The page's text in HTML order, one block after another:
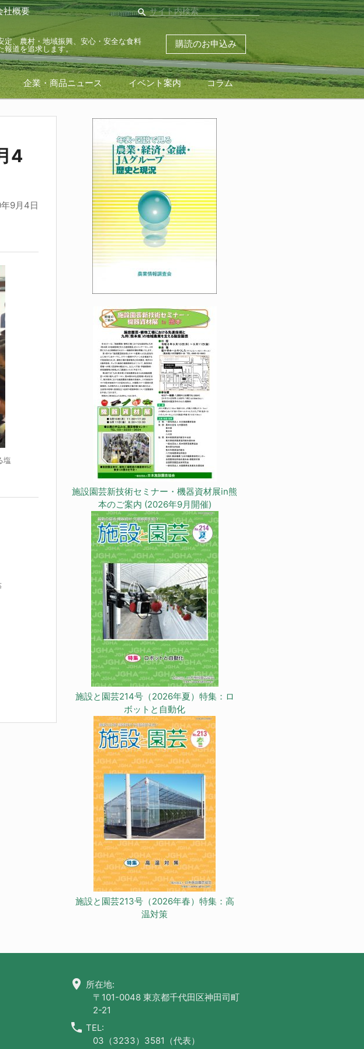
社概要 search
定、農村・地域振興、安心・安全な食料
道を追求します。
購読のお申込み
企業・商品ニュース イベント案内 コラム
4
9月4日
塩
施設園芸新技術セミナー・機器資材展in熊
本のご案内 (2026年9月開催)
施設と園芸214号（2026年夏）特集：ロ
ボットと自動化
施設と園芸213号（2026年春）特集：高
温対策
location_on 所在地:
〒101-0048 東京都千代田区神田司町
2-21
call TEL:
03（3233）3581（代表）